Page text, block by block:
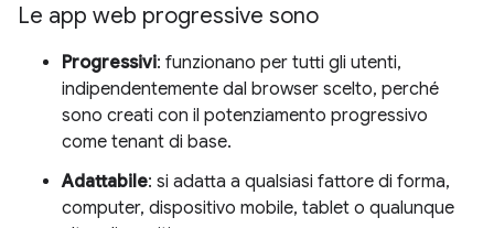
Le app web progressive sono
Progressivi: funzionano per tutti gli utenti,
indipendentemente dal browser scelto, perché
sono creati con il potenziamento progressivo
come tenant di base.
Adattabile: si adatta a qualsiasi fattore di forma,
computer, dispositivo mobile, tablet o qualunque